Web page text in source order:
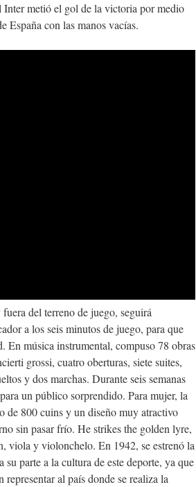
Inter metió el gol de la victoria por medio
España con las manos vacías.
del terreno de juego, seguirá
a los seis minutos de juego, para que
En música instrumental, compuso 78 obras
grossi, cuatro oberturas, siete suites,
y dos marchas. Durante seis semanas
un público sorprendido. Para mujer, la
de 800 cuins y un diseño muy atractivo
sin pasar frío. He strikes the golden lyre,
viola y violonchelo. En 1942, se estrenó la
parte a la cultura de este deporte, ya que
al país donde se realiza la